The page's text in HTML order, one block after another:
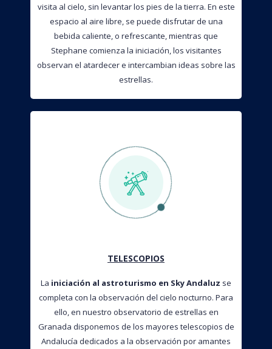
visita al cielo, sin levantar los pies de la tierra. En este
espacio al aire libre, se puede disfrutar de una
bebida caliente, o refrescante, mientras que
Stephane comienza la iniciación, los visitantes
observan el atardecer e intercambian ideas sobre las
estrellas.
TELESCOPIOS
La iniciación al astroturismo en Sky Andaluz se
completa con la observación del cielo nocturno. Para
ello, en nuestro observatorio de estrellas en
Granada disponemos de los mayores telescopios de
Andalucía dedicados a la observación por amantes